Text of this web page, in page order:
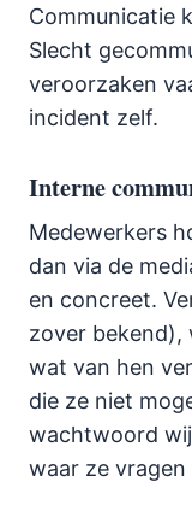
Communicatie
Slecht
veroorzaken
incident zelf.
Interne
Medewerkers
dan via de
en concreet.
zover bekend),
wat van hen
die ze niet
wachtwoord
waar ze